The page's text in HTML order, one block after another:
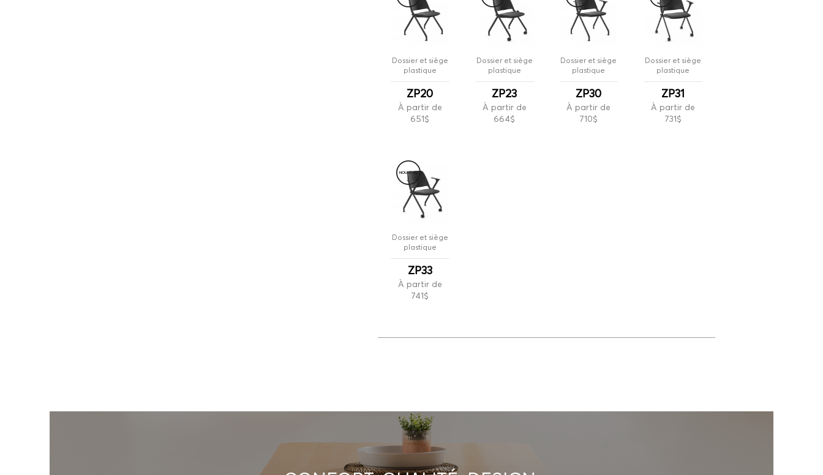
Dossier et siège
plastique
ZP20
À partir de
651$
Dossier et siège
plastique
ZP23
À partir de
664$
Dossier et siège
plastique
ZP30
À partir de
710$
Dossier et siège
plastique
ZP31
À partir de
731$
NOUVEAU
Dossier et siège
plastique
ZP33
À partir de
741$